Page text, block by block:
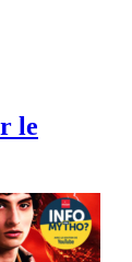
le